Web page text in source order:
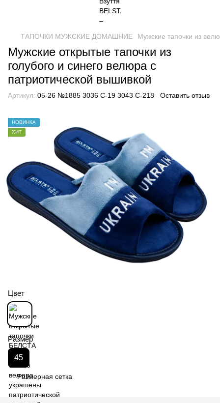
ТАПОЧКИ МУЖСКИЕ ДОМАШНИЕ Мужские тапочки из
Мужские открытые тапочки из
голубого и синего велюра с
патриотической вышивкой
Артикул: 05-26 №1885 3036 С-19 3043 С-218 Оставить отзыв
НОВИНКА
ХИТ
Цвет
Размер
45
Размерная сетка